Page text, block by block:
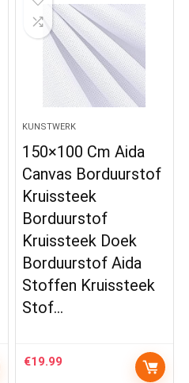
KUNSTWERK
150×100 Cm Aida
Canvas Borduurstof
Kruissteek
Borduurstof
Kruissteek Doek
Borduurstof Aida
Stoffen Kruissteek
Stof…
€19.99